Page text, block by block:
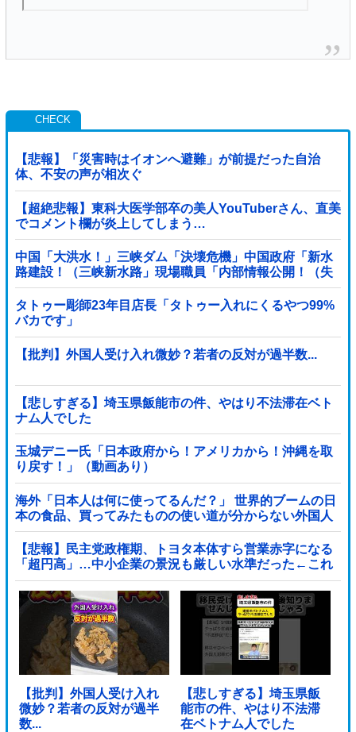
【悲報】「災害時はイオンへ避難」が前提だった自治
体、不安の声が相次ぐ
【超絶悲報】東科大医学部卒の美人YouTuberさん、直美
でコメント欄が炎上してしまう…
中国「大洪水！」三峡ダム「決壊危機」中国政府「新水
路建設！（三峡新水路」現場職員「内部情報公開！（失
踪」湖南省「三峡放流情報（画像」台風13号「...
タトゥー彫師23年目店長「タトゥー入れにくるやつ99%
バカです」
【批判】外国人受け入れ微妙？若者の反対が過半数...
【悲しすぎる】埼玉県飯能市の件、やはり不法滞在ベト
ナム人でした
玉城デニー氏「日本政府から！アメリカから！沖縄を取
り戻す！」（動画あり）
海外「日本人は何に使ってるんだ？」 世界的ブームの日
本の食品、買ってみたものの使い道が分からない外国人
が続出
【悲報】民主党政権期、トヨタ本体すら営業赤字になる
「超円高」…中小企業の景況も厳しい水準だった←これ
エグいよな他
【批判】外国人受け入れ
微妙？若者の反対が過半
数...
【悲しすぎる】埼玉県飯
能市の件、やはり不法滞
在ベトナム人でした